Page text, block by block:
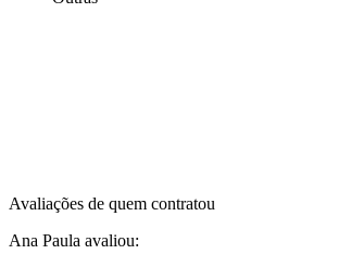
Avaliações de quem contratou
Ana Paula avaliou: